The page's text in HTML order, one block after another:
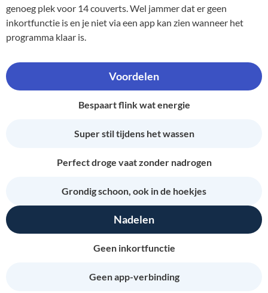
genoeg plek voor 14 couverts. Wel jammer dat er geen
inkortfunctie is en je niet via een app kan zien wanneer het
programma klaar is.
Voordelen
Bespaart flink wat energie
Super stil tijdens het wassen
Perfect droge vaat zonder nadrogen
Grondig schoon, ook in de hoekjes
Nadelen
Geen inkortfunctie
Geen app-verbinding